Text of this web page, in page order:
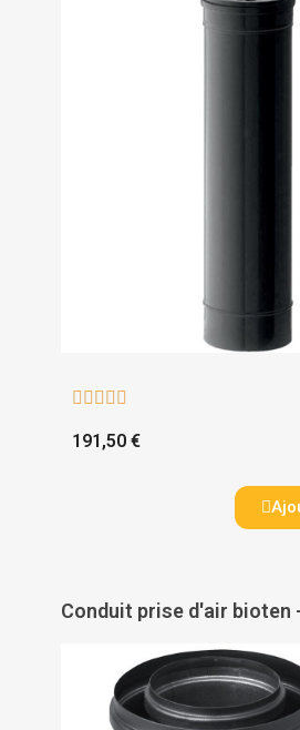
    
191,50 €
Conduit prise d'air bioten